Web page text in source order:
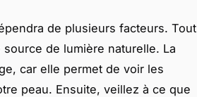
de plusieurs facteurs. Tout
source de lumière naturelle. La
car elle permet de voir les
peau. Ensuite, veillez à ce que